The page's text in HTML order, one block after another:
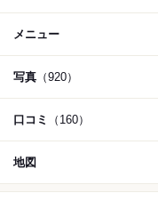
メニュー
写真 （920）
口コミ （160）
地図